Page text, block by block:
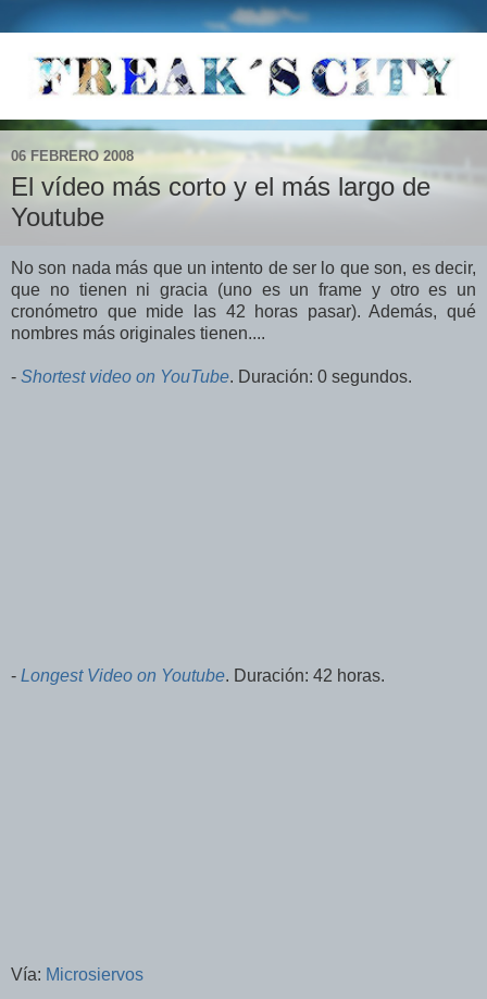
06 FEBRERO 2008
El vídeo más corto y el más largo de
Youtube
No son nada más que un intento de ser lo que son, es decir,
que no tienen ni gracia (uno es un frame y otro es un
cronómetro que mide las 42 horas pasar). Además, qué
nombres más originales tienen....
- Shortest video on YouTube. Duración: 0 segundos.
- Longest Video on Youtube. Duración: 42 horas.
Vía: Microsiervos